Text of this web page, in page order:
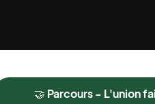
🤝 Parcours - L'union